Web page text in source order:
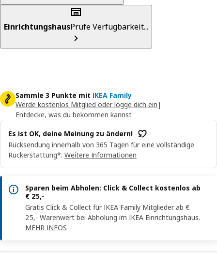
EinrichtungshausPrüfe Verfügbarkeit...
Sammle 3 Punkte mit IKEA Family
Werde kostenlos Mitglied oder logge dich ein |
Entdecke, was du bekommen kannst
Es ist OK, deine Meinung zu ändern!
Rücksendung innerhalb von 365 Tagen für eine vollständige
Rückerstattung*. Weitere Informationen
Sparen beim Abholen: Click & Collect kostenlos ab
€ 25,-
Gratis Click & Collect für IKEA Family Mitglieder ab €
25,- Warenwert bei Abholung im IKEA Einrichtungshaus.
MEHR INFOS